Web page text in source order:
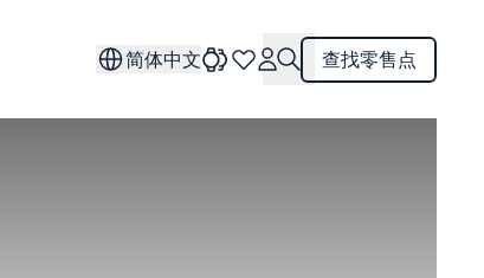
简体中文 查找零售点